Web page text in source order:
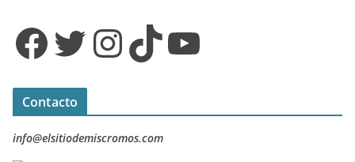
Facebook Twitter InstagramTikTok YouTube
Contacto
info@elsitiodemiscromos.com